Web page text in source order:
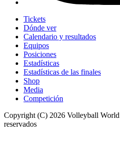
Tickets
Dónde ver
Calendario y resultados
Equipos
Posiciones
Estadísticas
Estadísticas de las finales
Shop
Media
Competición
Copyright (C) 2026 Volleyball World
reservados